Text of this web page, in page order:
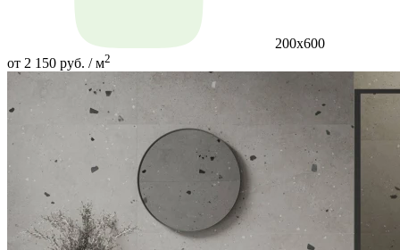
200х600
от 2 150 руб. / м2